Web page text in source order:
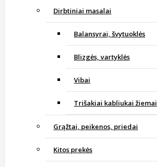
Dirbtiniai masalai
Balansyrai, švytuoklės
Blizgės, vartyklės
Vibai
Trišakiai kabliukai žiemai
Grąžtai, peikenos, priedai
Kitos prekės